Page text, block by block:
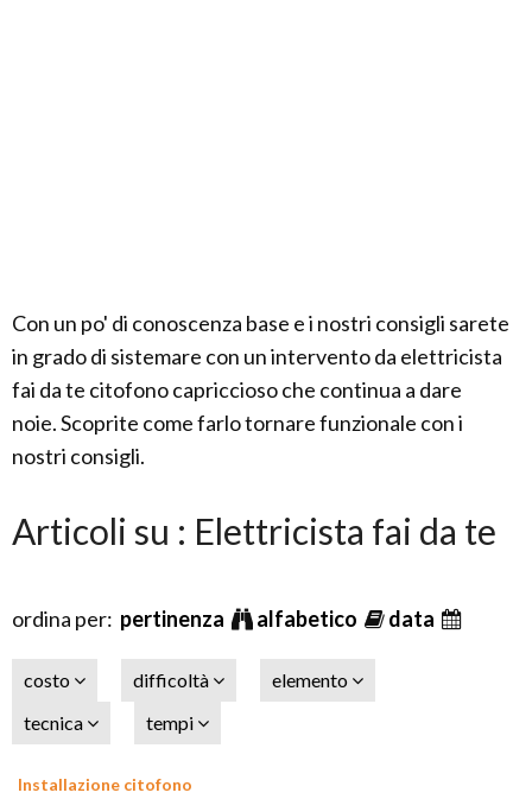
Con un po' di conoscenza base e i nostri consigli sarete
in grado di sistemare con un intervento da elettricista
fai da te citofono capriccioso che continua a dare
noie. Scoprite come farlo tornare funzionale con i
nostri consigli.
Articoli su : Elettricista fai da te
ordina per: pertinenza alfabetico data
costo difficoltà
elemento
tecnica
tempi
Installazione citofono